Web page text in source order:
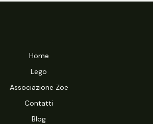
Home
Lego
Associazione Zoe
Contatti
Blog